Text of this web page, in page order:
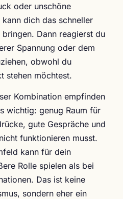
oder unschöne
dich das schneller
Dann reagierst du
Spannung oder dem
obwohl du
stehen möchtest.
Kombination empfinden
wichtig: genug Raum für
gute Gespräche und
funktionieren musst.
kann für dein
Rolle spielen als bei
Das ist keine
sondern eher ein